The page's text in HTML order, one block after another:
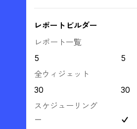
レポートビルダー
レポート一覧
5
5
全ウィジェット
30
30
スケジューリング